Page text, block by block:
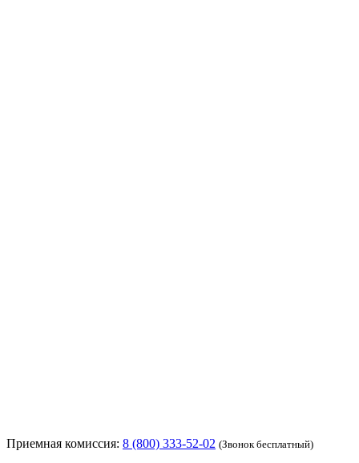
Приемная комиссия: 8 (800) 333-52-02 (Звонок бесплатный)